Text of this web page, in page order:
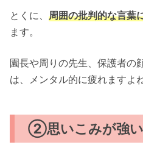
とくに、 周囲の批判的な言葉
ます。
園長や周りの先生、保護者の
は、メンタル的に疲れますよね
②思いこみが強い